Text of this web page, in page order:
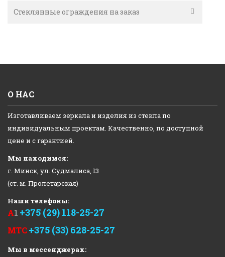
Стеклянные ограждения на заказ
О НАС
Изготавливаем зеркала и изделия из стекла по
индивидуальным проектам. Качественно, по доступной
цене и с гарантией.
Мы находимся:
г. Минск, ул. Судмалиса, 13
(ст. м. Пролетарская)
Наши телефоны:
А1 +375 (29) 118-25-27
МТС+375 (33) 628-25-27
Мы в мессенджерах: